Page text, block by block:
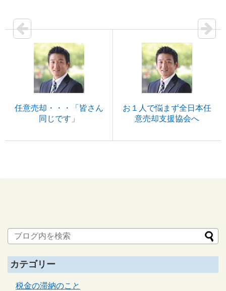
任意売却・・・「皆さん
同じです」
お１人で悩まず全日本任
意売却支援協会へ
カテゴリー
税金の滞納のこと